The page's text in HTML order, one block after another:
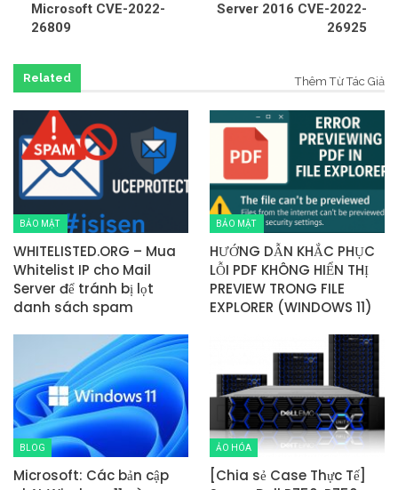
Microsoft CVE-2022-
26809
Server 2016 CVE-2022-
26925
Related Thêm Từ Tác Giả
BẢO MẬT
WHITELISTED.ORG – Mua
Whitelist IP cho Mail
Server để tránh bị lọt
danh sách spam
BẢO MẬT
HƯỚNG DẪN KHẮC PHỤC
LỖI PDF KHÔNG HIỂN THỊ
PREVIEW TRONG FILE
EXPLORER (WINDOWS 11)
BLOG
Microsoft: Các bản cập
ẢO HÓA
[Chia sẻ Case Thực Tế]